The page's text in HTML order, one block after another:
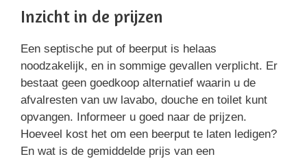
Inzicht in de prijzen
Een septische put of beerput is helaas
noodzakelijk, en in sommige gevallen verplicht. Er
bestaat geen goedkoop alternatief waarin u de
afvalresten van uw lavabo, douche en toilet kunt
opvangen. Informeer u goed naar de prijzen.
Hoeveel kost het om een beerput te laten ledigen?
En wat is de gemiddelde prijs van een